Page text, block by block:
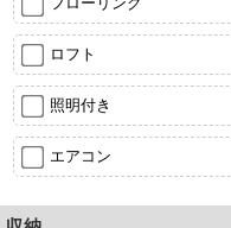
ロフト
照明付き
エアコン